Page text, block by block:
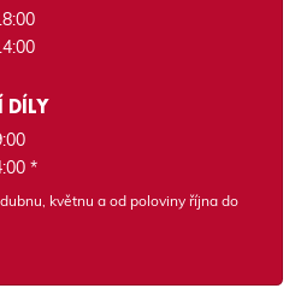
DÍLY
*
květnu a od poloviny října do